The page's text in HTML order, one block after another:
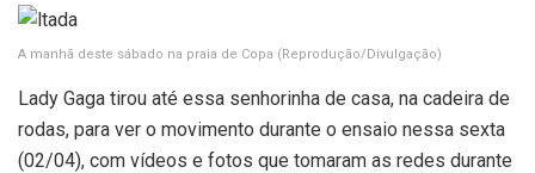
A manhã deste sábado na praia de Copa (Reprodução/Divulgação)
Lady Gaga tirou até essa senhorinha de casa, na cadeira de
rodas, para ver o movimento durante o ensaio nessa sexta
(02/04), com vídeos e fotos que tomaram as redes durante